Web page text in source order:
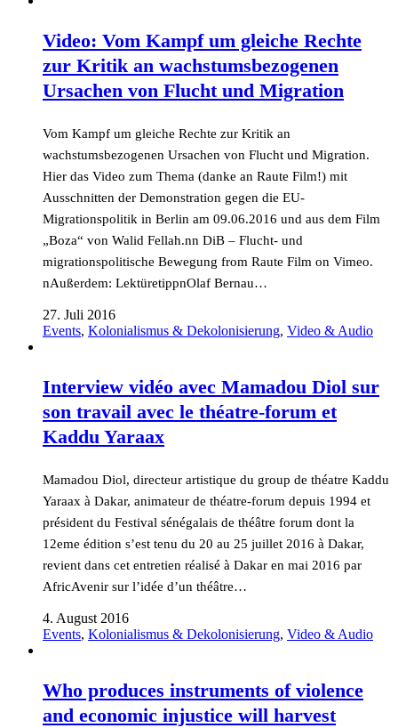
Video: Vom Kampf um gleiche Rechte
zur Kritik an wachstumsbezogenen
Ursachen von Flucht und Migration
Vom Kampf um gleiche Rechte zur Kritik an
wachstumsbezogenen Ursachen von Flucht und Migration.
Hier das Video zum Thema (danke an Raute Film!) mit
Ausschnitten der Demonstration gegen die EU-
Migrationspolitik in Berlin am 09.06.2016 und aus dem Film
„Boza“ von Walid Fellah.nn DiB – Flucht- und
migrationspolitische Bewegung from Raute Film on Vimeo.
nAußerdem: LektüretippnOlaf Bernau…
27. Juli 2016
Events, Kolonialismus & Dekolonisierung, Video & Audio
Interview vidéo avec Mamadou Diol sur
son travail avec le théatre-forum et
Kaddu Yaraax
Mamadou Diol, directeur artistique du group de théatre Kaddu
Yaraax à Dakar, animateur de théatre-forum depuis 1994 et
président du Festival sénégalais de théâtre forum dont la
12eme édition s’est tenu du 20 au 25 juillet 2016 à Dakar,
revient dans cet entretien réalisé à Dakar en mai 2016 par
AfricAvenir sur l’idée d’un théâtre…
4. August 2016
Events, Kolonialismus & Dekolonisierung, Video & Audio
Who produces instruments of violence
and economic injustice will harvest